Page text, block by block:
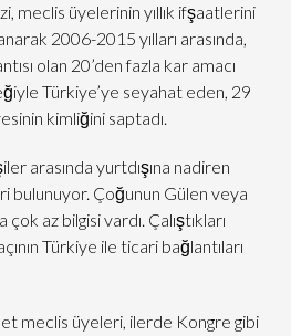
meclis üyelerinin yıllık ifşaatlerini
2006-2015 yılları arasında,
olan 20’den fazla kar amacı
Türkiye’ye seyahat eden, 29
kimliğini saptadı.
arasında yurtdışına nadiren
bulunuyor. Çoğunun Gülen veya
az bilgisi vardı. Çalıştıkları
Türkiye ile ticari bağlantıları
meclis üyeleri, ilerde Kongre gibi